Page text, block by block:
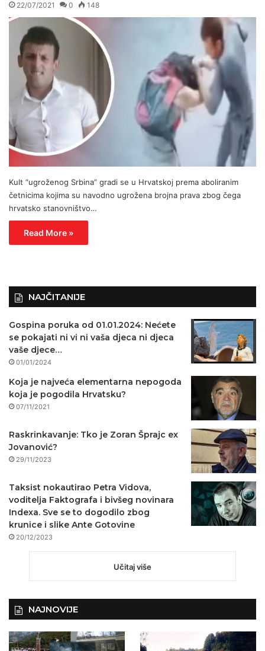
22/07/2021 0 148
Kult “ugroženog Srbina” gradi se u Hrvatskoj prema aboliranim
četnicima kojima su navodno ugrožena brojna prava zbog čega
hrvatsko stanovništvo…
Read More »
NAJČITANIJE
Gospina poruka od 01.01.2024: Nećete
se pokajati ni vi ni vaša djeca ni djeca
vaše djece…
01/01/2024
Koja je najveća elementarna nepogoda
koja je pogodila Hrvatsku?
07/11/2021
Raskrinkavanje: Tko je Zoran Šprajc ex
Jovanović?
29/11/2023
Taksist nokautirao Petra Vidova,
voditelja Faktografa i bivšeg novinara
Indexa. Sve se to dogodilo zbog
krunice i slike Ante Gotovine
20/12/2023
Učitaj više
NAJNOVIJE